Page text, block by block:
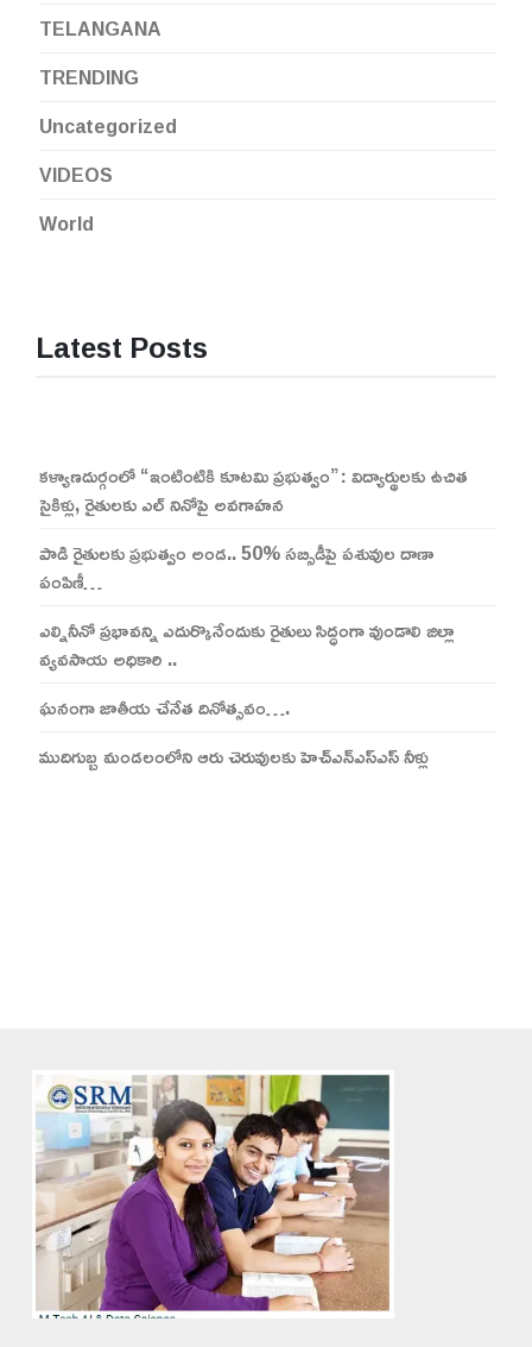
TELANGANA
TRENDING
Uncategorized
VIDEOS
World
Latest Posts
కళ్యాణదుర్గంలో “ఇంటింటికి కూటమి ప్రభుత్వం”: విద్యార్థులకు ఉచిత
సైకిళ్లు, రైతులకు ఎల్ నినోపై అవగాహన
పాడి రైతులకు ప్రభుత్వం అండ.. 50% సబ్సిడీపై పశువుల దాణా
పంపిణీ…
ఎల్నినీనో ప్రభావన్ని ఎదుర్కొనేందుకు రైతులు సిద్ధంగా వుండాలి జిల్లా
వ్యవసాయ అధికారి ..
ఘనంగా జాతీయ చేనేత దినోత్సవం….
ముదిగుబ్బ మండలంలోని ఆరు చెరువులకు హెచ్ఎన్ఎస్ఎస్ నీళ్లు